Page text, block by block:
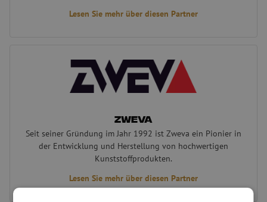
Lesen Sie mehr über diesen Partner
Zweva
Seit seiner Gründung im Jahr 1992 ist Zweva ein Pionier in
der Entwicklung und Herstellung von hochwertigen
Kunststoffprodukten.
Lesen Sie mehr über diesen Partner